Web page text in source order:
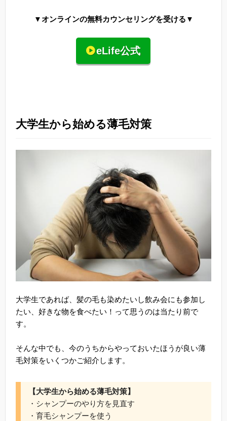
▼オンラインの無料カウンセリングを受ける▼
eLife公式
大学生から始める薄毛対策
大学生であれば、髪の毛も染めたいし飲み会にも参加し
たい、好きな物を食べたい！って思うのは当たり前で
す。
そんな中でも、今のうちからやっておいたほうが良い薄
毛対策をいくつかご紹介します。
【大学生から始める薄毛対策】
・シャンプーのやり方を見直す
・育毛シャンプーを使う